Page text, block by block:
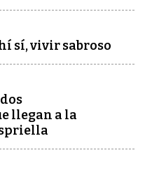
sí, vivir sabroso
llegan a la